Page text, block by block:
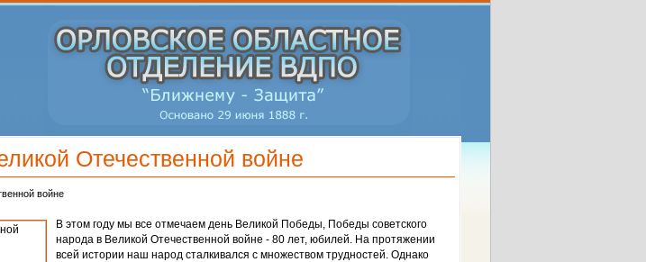
Отечественной войне
войне
В этом году мы все отмечаем день Великой Победы, Победы советского
народа в Великой Отечественной войне - 80 лет, юбилей. На протяжении
всей истории наш народ сталкивался с множеством трудностей. Однако